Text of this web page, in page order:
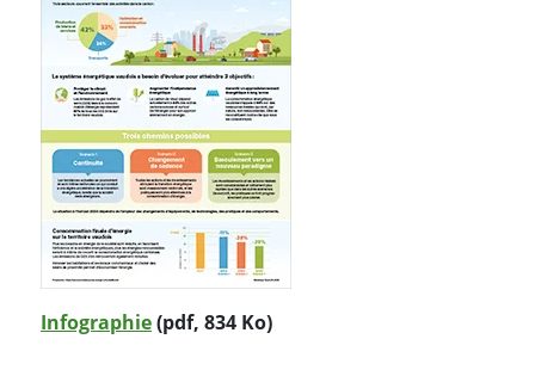
Infographie(pdf, 834 Ko)